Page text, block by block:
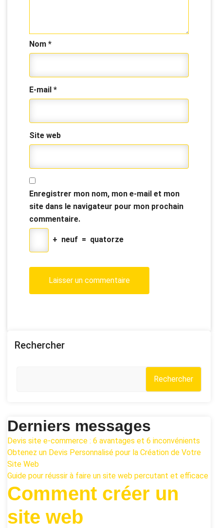
Nom *
E-mail *
Site web
Enregistrer mon nom, mon e-mail et mon
site dans le navigateur pour mon prochain
commentaire.
+ neuf = quatorze
Rechercher
Rechercher
Derniers messages
Devis site e-commerce : 6 avantages et 6 inconvénients
Obtenez un Devis Personnalisé pour la Création de Votre
Site Web
Guide pour réussir à faire un site web percutant et efficace
Comment créer un
site web